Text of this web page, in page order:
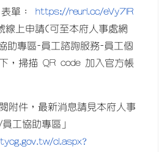
單： https://reurl.cc/eVy7lR
線上申請(可至本府人事處網
助專區-員工諮詢服務-員工個
，掃描 QR code 加入官方帳
附件，最新消息請見本府人事
工協助專區」
cl.aspx?